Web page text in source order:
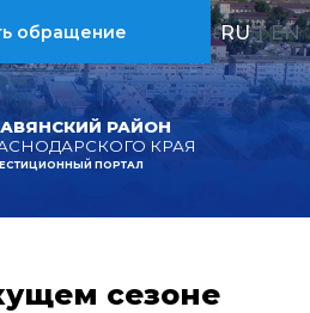
РАЙОН
КРАЯ
ПОРТАЛ
обращение RU | EN
сезоне